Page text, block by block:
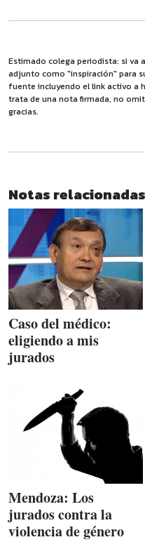
Estimado colega periodista: si
adjunto como "inspiración" para
fuente incluyendo el link activo a
trata de una nota firmada, no
gracias.
Notas
Caso del médico:
eligiendo a mis
jurados
Mendoza: Los
jurados contra la
violencia de género